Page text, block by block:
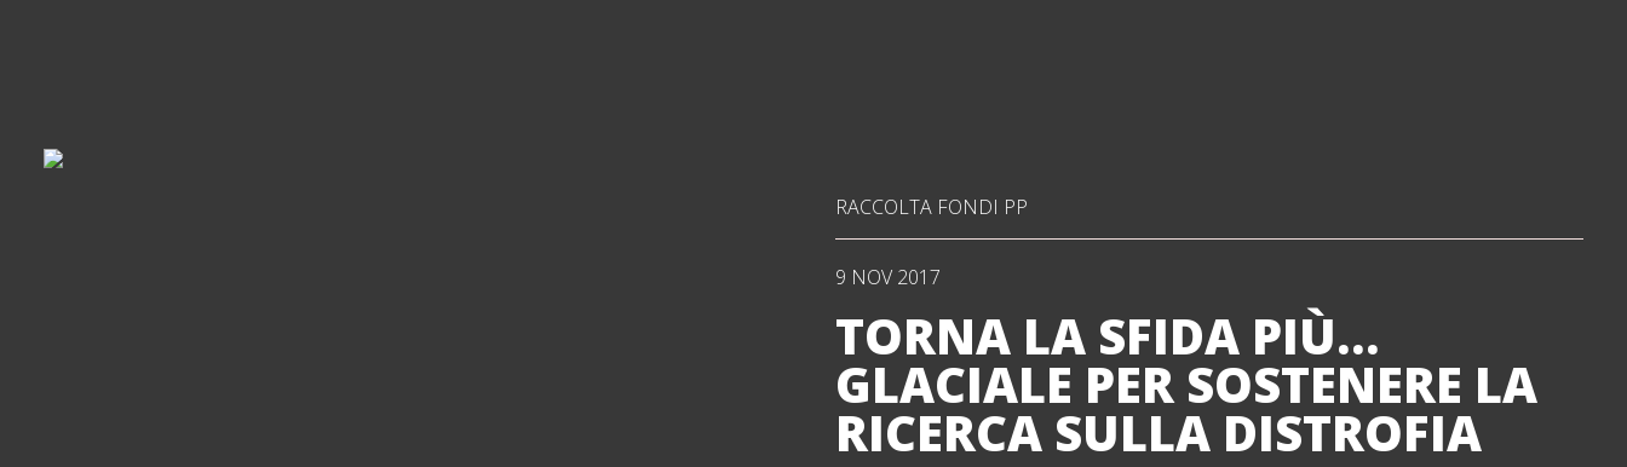
RACCOLTA FONDI PP
9 NOV 2017
TORNA LA SFIDA PIÙ…
GLACIALE PER SOSTENERE LA
RICERCA SULLA DISTROFIA